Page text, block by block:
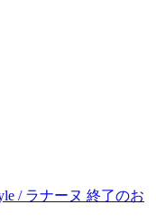
/ ラナーヌ 終了のお